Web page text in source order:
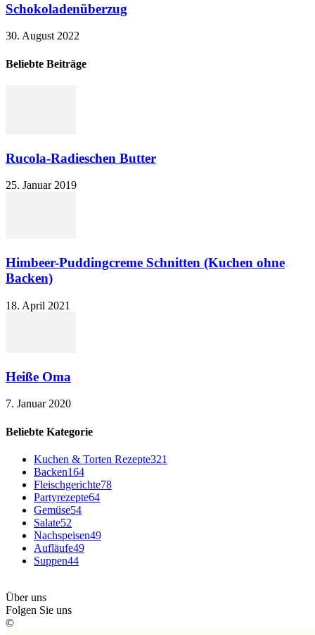
Schokoladenüberzug
30. August 2022
Beliebte Beiträge
Rucola-Radieschen Butter
25. Januar 2019
Himbeer-Puddingcreme Schnitten (Kuchen ohne
Backen)
18. April 2021
Heiße Oma
7. Januar 2020
Beliebte Kategorie
Kuchen & Torten Rezepte321
Backen164
Fleischgerichte78
Partyrezepte64
Gemüse54
Salate52
Nachspeisen49
Aufläufe49
Suppen44
Über uns
Folgen Sie uns
©